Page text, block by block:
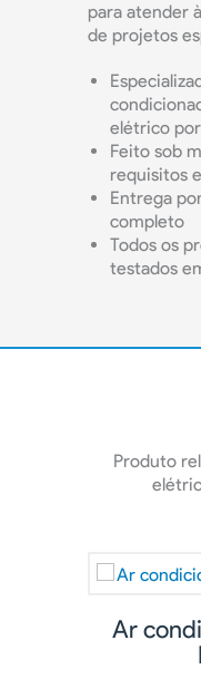
para atender
de projetos
elétrico
Feito sob
requisitos
Entrega
completo
Todos os
testados
Produto
Ar